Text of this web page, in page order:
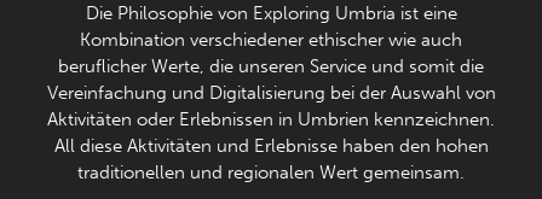
Die Philosophie von Exploring Umbria ist eine
Kombination verschiedener ethischer wie auch
beruflicher Werte, die unseren Service und somit die
Vereinfachung und Digitalisierung bei der Auswahl von
Aktivitäten oder Erlebnissen in Umbrien kennzeichnen.
All diese Aktivitäten und Erlebnisse haben den hohen
traditionellen und regionalen Wert gemeinsam.